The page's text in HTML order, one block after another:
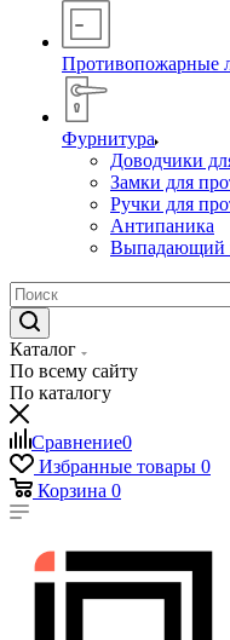
Противопожарные
Фурнитура
Доводчики
Замки для
Ручки для
Антипаника
Выпадающий
Каталог
По всему сайту
По каталогу
Сравнение0
Избранные товары 0
Корзина 0